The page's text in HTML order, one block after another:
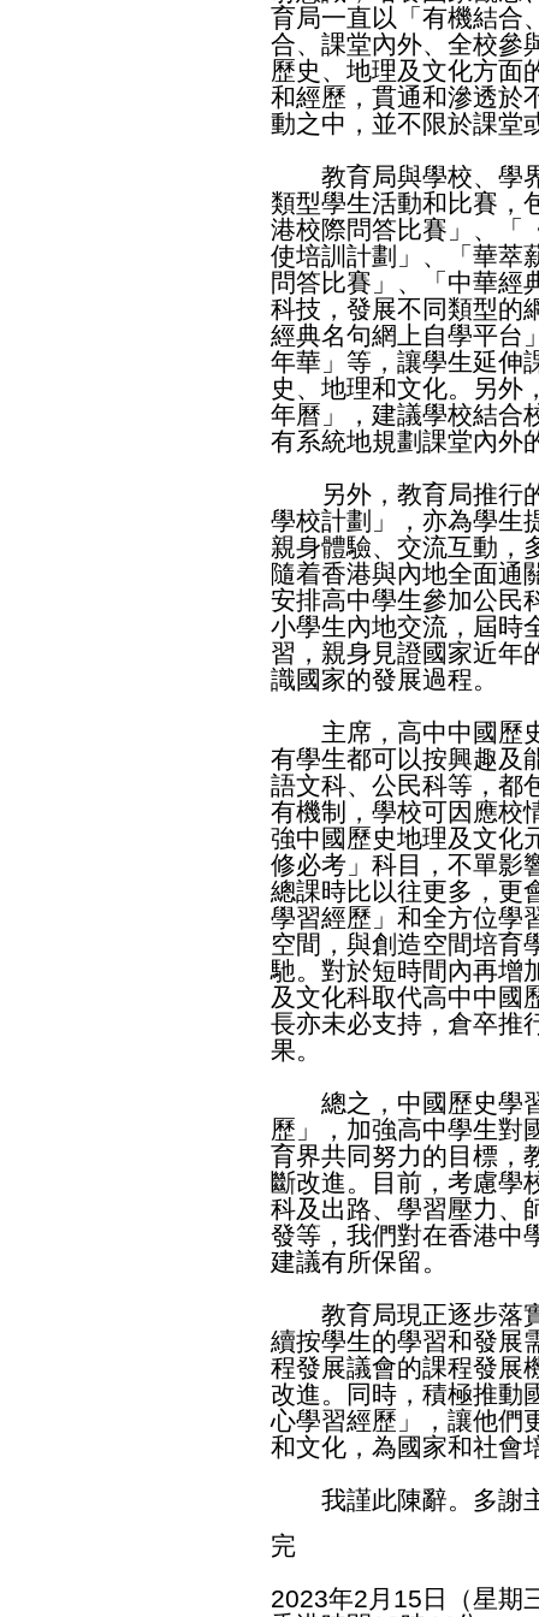
育局一直以「有機結合
合、課堂內外、全校參
歷史、地理及文化方面
和經歷，貫通和滲透於
動之中，並不限於課堂
教育局與學校、學界
類型學生活動和比賽，
港校際問答比賽」、「
使培訓計劃」、「華萃
問答比賽」、「中華經
科技，發展不同類型的
經典名句網上自學平台
年華」等，讓學生延伸
史、地理和文化。另
年曆」，建議學校結合
有系統地規劃課堂內外
另外，教育局推行的
學校計劃」，亦為學生
親身體驗、交流互動，
隨着香港與內地全面通
安排高中學生參加公民
小學生內地交流，屆時
習，親身見證國家近年
識國家的發展過程。
主席，高中中國歷史
有學生都可以按興趣及
語文科、公民科等，都
有機制，學校可因應校
強中國歷史地理及文化
修必考」科目，不單影
總課時比以往更多，更
學習經歷」和全方位學
空間，與創造空間培育
馳。對於短時間內再增
及文化科取代高中中國
長亦未必支持，倉卒推
果。
總之，中國歷史學習
歷」，加強高中學生對
育界共同努力的目標，
斷改進。目前，考慮學
科及出路、學習壓力、
發等，我們對在香港中
建議有所保留。
教育局現正逐步落實
續按學生的學習和發展
程發展議會的課程發展
改進。同時，積極推動
心學習經歷」，讓他們
和文化，為國家和社會
我謹此陳辭。多謝
完
2023年2月15日（星期